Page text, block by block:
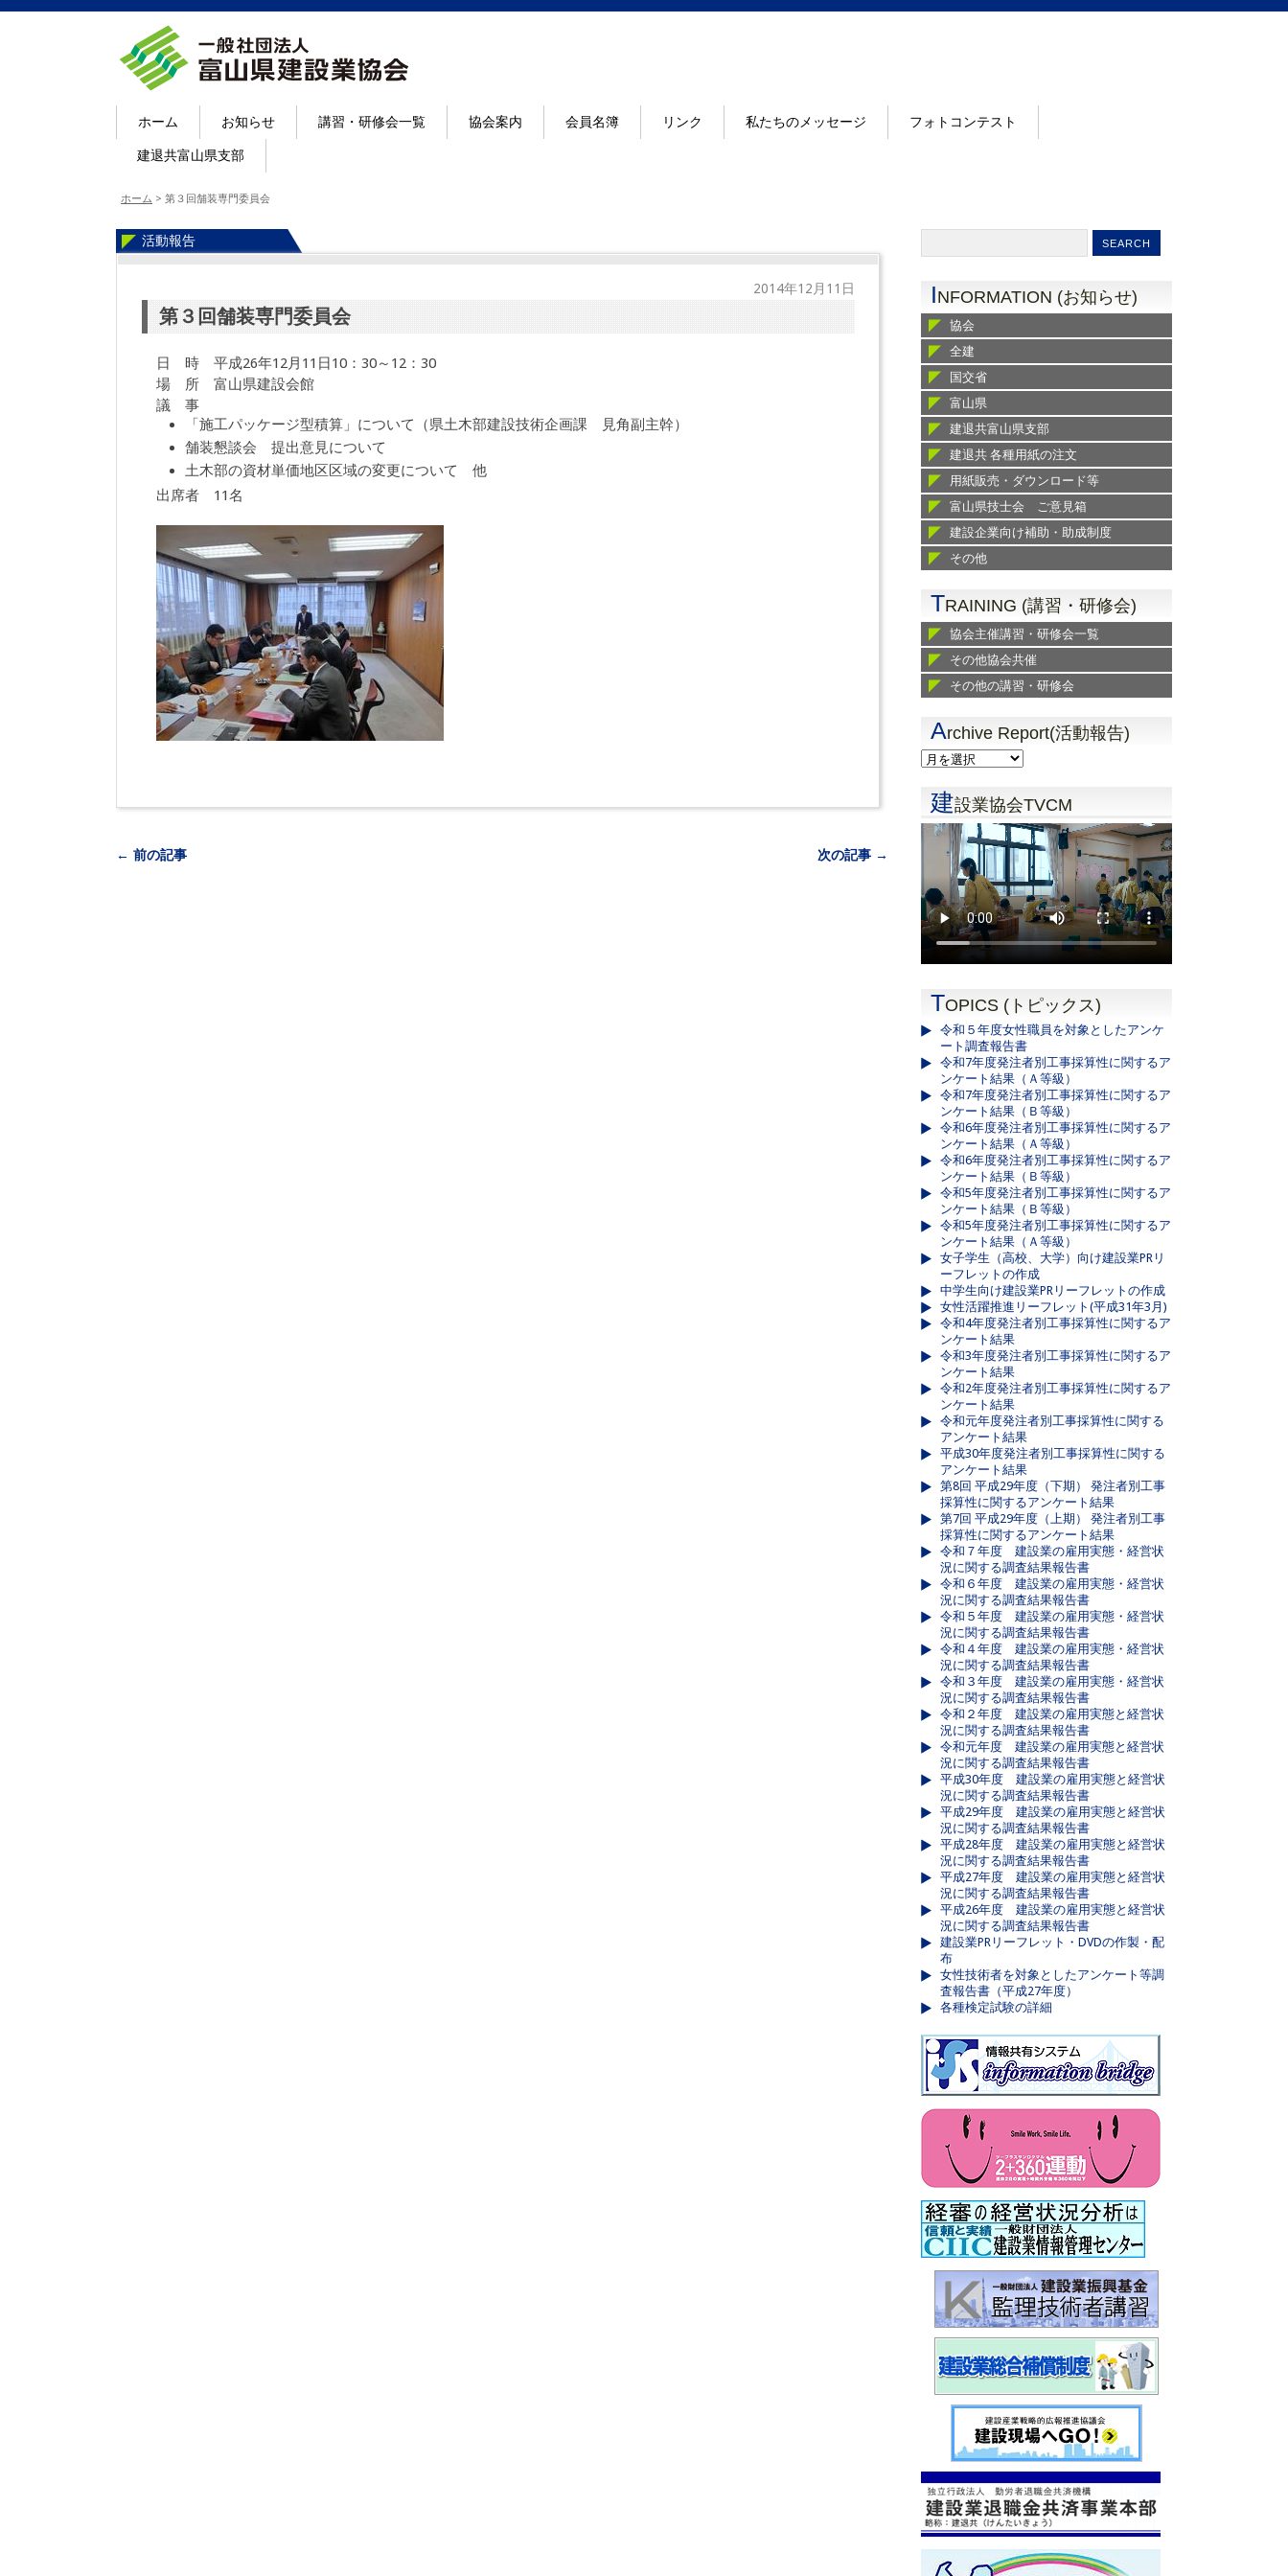
ホーム お知らせ 講習・研修会一覧 協会案内 会員名簿 リンク 私たちのメッセージ フォトコンテスト
建退共富山県支部
ホーム > 第３回舗装専門委員会
活動報告
2014年12月11日
第３回舗装専門委員会
日 時 平成26年12月11日10：30～12：30
場 所 富山県建設会館
議 事
「施工パッケージ型積算」について（県土木部建設技術企画課 見角副主幹）
舗装懇談会 提出意見について
土木部の資材単価地区区域の変更について 他
出席者 11名
← 前の記事 次の記事 →
INFORMATION (お知らせ)
協会
全建
国交省
富山県
建退共富山県支部
建退共 各種用紙の注文
用紙販売・ダウンロード等
富山県技士会 ご意見箱
建設企業向け補助・助成制度
その他
TRAINING (講習・研修会)
協会主催講習・研修会一覧
その他協会共催
その他の講習・研修会
Archive Report(活動報告)
建設業協会TVCM
TOPICS (トピックス)
令和５年度女性職員を対象としたアンケ
ート調査報告書
令和7年度発注者別工事採算性に関するア
ンケート結果（Ａ等級）
令和7年度発注者別工事採算性に関するア
ンケート結果（Ｂ等級）
令和6年度発注者別工事採算性に関するア
ンケート結果（Ａ等級）
令和6年度発注者別工事採算性に関するア
ンケート結果（Ｂ等級）
令和5年度発注者別工事採算性に関するア
ンケート結果（Ｂ等級）
令和5年度発注者別工事採算性に関するア
ンケート結果（Ａ等級）
女子学生（高校、大学）向け建設業PRリ
ーフレットの作成
中学生向け建設業PRリーフレットの作成
女性活躍推進リーフレット(平成31年3月)
令和4年度発注者別工事採算性に関するア
ンケート結果
令和3年度発注者別工事採算性に関するア
ンケート結果
令和2年度発注者別工事採算性に関するア
ンケート結果
令和元年度発注者別工事採算性に関する
アンケート結果
平成30年度発注者別工事採算性に関する
アンケート結果
第8回 平成29年度（下期） 発注者別工事
採算性に関するアンケート結果
第7回 平成29年度（上期） 発注者別工事
採算性に関するアンケート結果
令和７年度 建設業の雇用実態・経営状
況に関する調査結果報告書
令和６年度 建設業の雇用実態・経営状
況に関する調査結果報告書
令和５年度 建設業の雇用実態・経営状
況に関する調査結果報告書
令和４年度 建設業の雇用実態・経営状
況に関する調査結果報告書
令和３年度 建設業の雇用実態・経営状
況に関する調査結果報告書
令和２年度 建設業の雇用実態と経営状
況に関する調査結果報告書
令和元年度 建設業の雇用実態と経営状
況に関する調査結果報告書
平成30年度 建設業の雇用実態と経営状
況に関する調査結果報告書
平成29年度 建設業の雇用実態と経営状
況に関する調査結果報告書
平成28年度 建設業の雇用実態と経営状
況に関する調査結果報告書
平成27年度 建設業の雇用実態と経営状
況に関する調査結果報告書
平成26年度 建設業の雇用実態と経営状
況に関する調査結果報告書
建設業PRリーフレット・DVDの作製・配
布
女性技術者を対象としたアンケート等調
査報告書（平成27年度）
各種検定試験の詳細